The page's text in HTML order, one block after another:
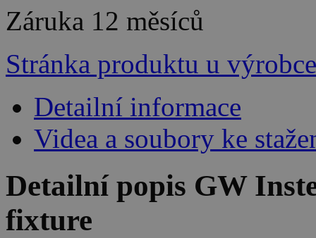
Záruka 12 měsíců
Stránka produktu u výrobce
Detailní informace
Videa a soubory ke
Detailní popis GW
fixture